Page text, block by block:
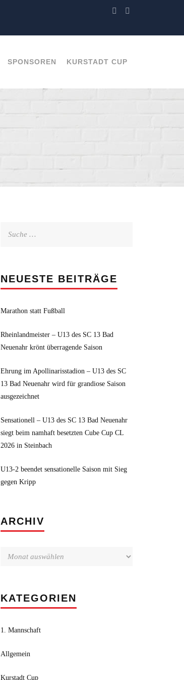
SPONSOREN KURSTADT CUP
NEUESTE BEITRÄGE
Marathon statt Fußball
Rheinlandmeister – U13 des SC 13 Bad
Neuenahr krönt überragende Saison
Ehrung im Apollinarisstadion – U13 des SC
13 Bad Neuenahr wird für grandiose Saison
ausgezeichnet
Sensationell – U13 des SC 13 Bad Neuenahr
siegt beim namhaft besetzten Cube Cup CL
2026 in Steinbach
U13-2 beendet sensationelle Saison mit Sieg
gegen Kripp
ARCHIV
KATEGORIEN
1. Mannschaft
Allgemein
Kurstadt Cup